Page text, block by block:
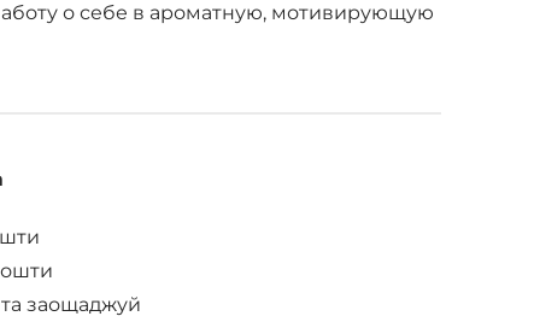
о себе в ароматную, мотивирующую
заощаджуй